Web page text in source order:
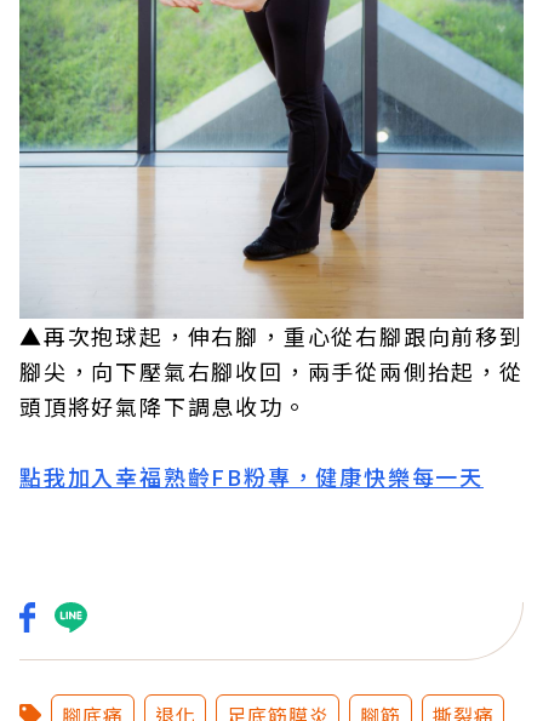
▲再次抱球起，伸右腳，重心從右腳跟向前移到
腳尖，向下壓氣右腳收回，兩手從兩側抬起，從
頭頂將好氣降下調息收功。
點我加入幸福熟齡FB粉專，健康快樂每一天
腳底痛 退化 足底筋膜炎 腳筋 撕裂痛